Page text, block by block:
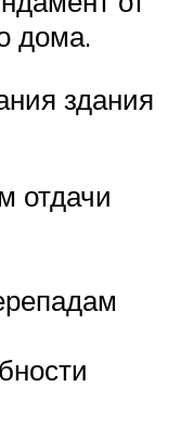
дома.
здания
отдачи